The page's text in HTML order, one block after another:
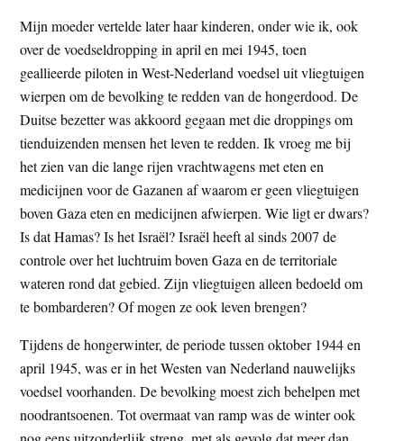
Mijn moeder vertelde later haar kinderen, onder wie ik, ook
over de voedseldropping in april en mei 1945, toen
geallieerde piloten in West-Nederland voedsel uit vliegtuigen
wierpen om de bevolking te redden van de hongerdood. De
Duitse bezetter was akkoord gegaan met die droppings om
tienduizenden mensen het leven te redden. Ik vroeg me bij
het zien van die lange rijen vrachtwagens met eten en
medicijnen voor de Gazanen af waarom er geen vliegtuigen
boven Gaza eten en medicijnen afwierpen. Wie ligt er dwars?
Is dat Hamas? Is het Israël? Israël heeft al sinds 2007 de
controle over het luchtruim boven Gaza en de territoriale
wateren rond dat gebied. Zijn vliegtuigen alleen bedoeld om
te bombarderen? Of mogen ze ook leven brengen?
Tijdens de hongerwinter, de periode tussen oktober 1944 en
april 1945, was er in het Westen van Nederland nauwelijks
voedsel voorhanden. De bevolking moest zich behelpen met
noodrantsoenen. Tot overmaat van ramp was de winter ook